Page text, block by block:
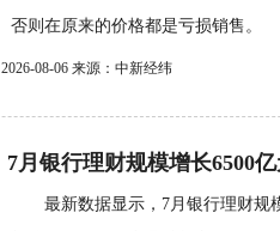
否则在原来的价格都是亏损销售
2026-08-06 来源：中新经纬
7月银行理财规模增长6500
最新数据显示，7月银行理财规